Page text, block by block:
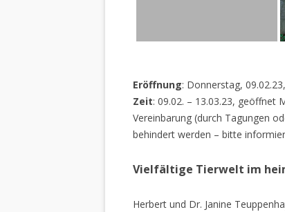
Eröffnung: Donnerstag,
Zeit: 09.02. – 13.03.23, geöffnet
Vereinbarung (durch Tagungen
behindert werden – bitte
Vielfältige Tierwelt im
Herbert und Dr. Janine